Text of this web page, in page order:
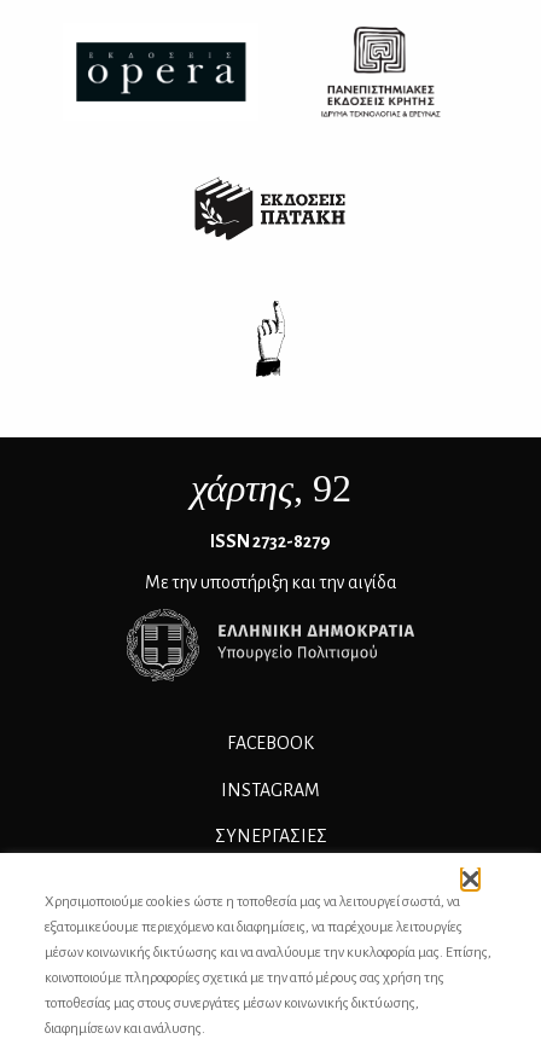
χάρτης, 92
ΙSSN 2732-8279
Με την υποστήριξη και την αιγίδα
FACEBOOK
INSTAGRAM
ΣΥΝΕΡΓΑΣΊΕΣ
ΕΠΙΚΟΙΝΩΝΙΑ
ΣΥΝΤΕΛΕΣΤΕΣ
Χρησιμοποιούμε cookies ώστε η τοποθεσία μας να λειτουργεί σωστά, να
εξατομικεύουμε περιεχόμενο και διαφημίσεις, να παρέχουμε λειτουργίες
μέσων κοινωνικής δικτύωσης και να αναλύουμε την κυκλοφορία μας. Επίσης,
κοινοποιούμε πληροφορίες σχετικά με την από μέρους σας χρήση της
τοποθεσίας μας στους συνεργάτες μέσων κοινωνικής δικτύωσης,
διαφημίσεων και ανάλυσης.